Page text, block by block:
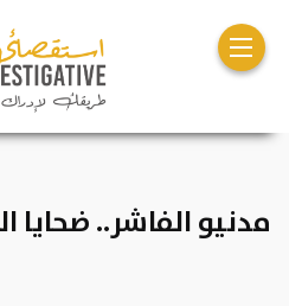
مدنيو الفاشر.. ضحايا